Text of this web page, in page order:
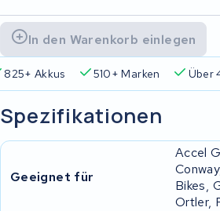
In den Warenkorb einlegen
825+ Akkus 510+ Marken Über
Spezifikationen
Geeignet für
Accel
Bikes,
Ortler,